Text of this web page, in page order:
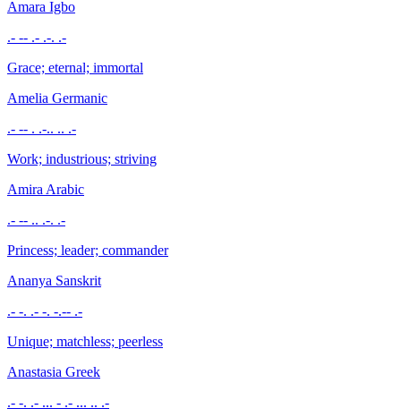
Amara Igbo
.- -- .- .-. .-
Grace; eternal; immortal
Amelia Germanic
.- -- . .-.. .. .-
Work; industrious; striving
Amira Arabic
.- -- .. .-. .-
Princess; leader; commander
Ananya Sanskrit
.- -. .- -. -.-- .-
Unique; matchless; peerless
Anastasia Greek
.- -. .- ... - .- ... .. .-